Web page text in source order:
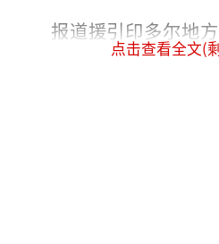
报道援引印多尔地
多尔所属的中央邦地方
点击查看全文(